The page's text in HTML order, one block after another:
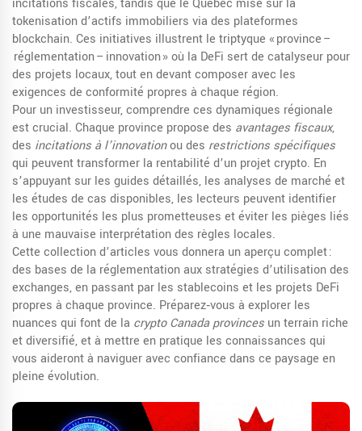
incitations fiscales, tandis que le Québec mise sur la
tokenisation d’actifs immobiliers via des plateformes
blockchain. Ces initiatives illustrent le triptyque « province –
réglementation – innovation » où la DeFi sert de catalyseur pour
des projets locaux, tout en devant composer avec les
exigences de conformité propres à chaque région.
Pour un investisseur, comprendre ces dynamiques régionale
est crucial. Chaque province propose des avantages fiscaux,
des incitations à l’innovationou des restrictions spécifiques
qui peuvent transformer la rentabilité d’un projet crypto. En
s’appuyant sur les guides détaillés, les analyses de marché et
les études de cas disponibles, les lecteurs peuvent identifier
les opportunités les plus prometteuses et éviter les pièges liés
à une mauvaise interprétation des règles locales.
Cette collection d’articles vous donnera un aperçu complet :
des bases de la réglementation aux stratégies d’utilisation des
exchanges, en passant par les stablecoins et les projets DeFi
propres à chaque province. Préparez‑vous à explorer les
nuances qui font de la crypto Canada provinces un terrain riche
et diversifié, et à mettre en pratique les connaissances qui
vous aideront à naviguer avec confiance dans ce paysage en
pleine évolution.